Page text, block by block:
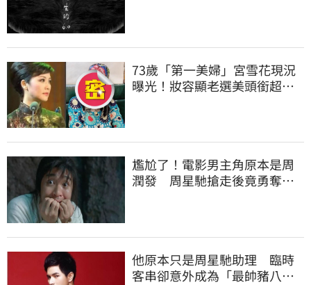
73歲「第一美婦」宮雪花現況
曝光！妝容顯老選美頭銜超多 |
尷尬了！電影男主角原本是周
潤發 周星馳搶走後竟勇奪影
他原本只是周星馳助理 臨時
客串卻意外成為「最帥豬八